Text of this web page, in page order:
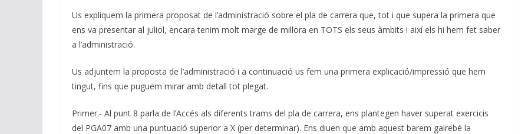
Us expliquem la primera proposat de l’administració sobre el pla de carrera que, tot i que supera la primera que
ens va presentar al juliol, encara tenim molt marge de millora en TOTS els seus àmbits i així els hi hem fet saber
a l’administració.
Us adjuntem la proposta de l’administració i a continuació us fem una primera explicació/impressió que hem
tingut, fins que puguem mirar amb detall tot plegat.
Primer.- Al punt 8 parla de l’Accés als diferents trams del pla de carrera, ens plantegen haver superat exercicis
del PGA07 amb una puntuació superior a X (per determinar). Ens diuen que amb aquest barem gairebé la